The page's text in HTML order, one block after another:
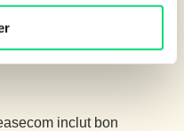
les charges
porté à un million
inclut bon